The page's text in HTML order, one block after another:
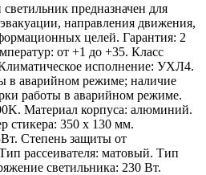
предназначен для
направления движения,
целей. Гарантия: 2
от +1 до +35. Класс
исполнение: УХЛ4.
в аварийном режиме; наличие
работы в аварийном режиме.
Материал корпуса: алюминий.
стикера: 350 х 130 мм.
Степень защиты от
рассеивателя: матовый. Тип
светильника: 230 Вт.